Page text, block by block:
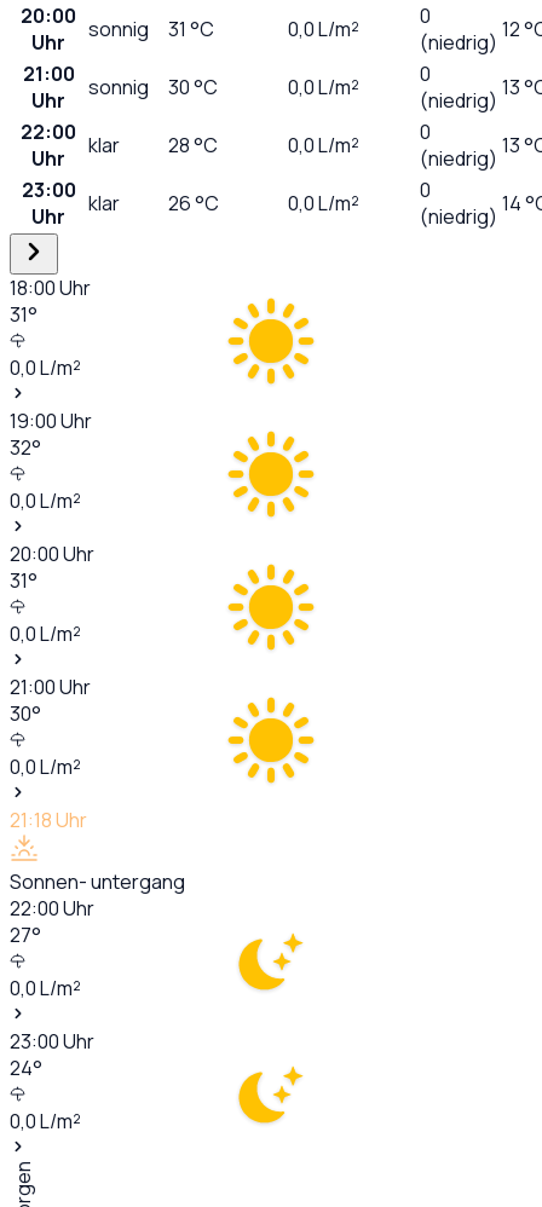
20:00
Uhr
sonnig 31 °C 0,0L/m²
0
(niedrig) 12
21:00
Uhr
sonnig 30°C 0,0L/m²
0
(niedrig) 13
22:00
Uhr
klar 28°C 0,0L/m²
0
(niedrig) 13
23:00
Uhr
klar 26°C 0,0L/m²
0
(niedrig) 14
18:00Uhr
31°
0,0L/m²
19:00Uhr
32°
0,0L/m²
20:00Uhr
31°
0,0L/m²
21:00Uhr
30°
0,0L/m²
21:18Uhr
Sonnen- untergang
22:00Uhr
27°
0,0L/m²
23:00Uhr
24°
0,0L/m²